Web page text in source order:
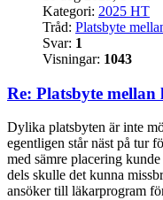
Kategori: 2025 HT
Tråd: Platsbyte
Svar: 1
Visningar: 1043
Re: Platsbyte mellan
Dylika platsbyten är inte
egentligen står näst på tur
med sämre placering
dels skulle det kunna
ansöker till läkarprogram